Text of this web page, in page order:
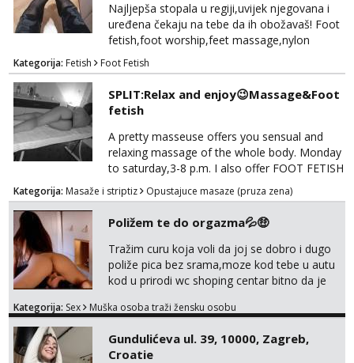
Najljepša stopala u regiji,uvijek njegovana i
uređena čekaju na tebe da ih obožavaš! Foot
fetish,foot worship,feet massage,nylon
fetish,trampling... Ponedjeljak-subota:15-
20.30h. Samo za istinske obožavatelje ovog
fetisha,isključivo POZIV. Sex i sl.ISKLJUČENO!
Kategorija: Fetish Foot Fetish
SPLIT:Relax and enjoy😉Massage&Foot
fetish
A pretty masseuse offers you sensual and
relaxing massage of the whole body. Monday
to saturday,3-8 p.m. I also offer FOOT FETISH
for lovers of beautiful feets👣👠👡👢 Calls
only,no messages! *NO SEX *PRIORITY IS
GIVEN TO REGULAR CLIENTS
Kategorija: Masaže i striptiz Opustajuce masaze (pruza zena)
Poližem te do orgazma💦🤑
Tražim curu koja voli da joj se dobro i dugo
poliže pica bez srama,moze kod tebe u autu
kod u prirodi wc shoping centar bitno da je
jer nisam solo. Zgodan sam i diskretan,sliku
za brz dogovor Kontakt 0958759047
Kategorija: Sex Muška osoba traži žensku osobu
Gundulićeva ul. 39, 10000, Zagreb,
Croatie